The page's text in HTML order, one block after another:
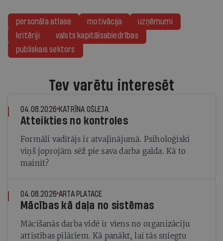
personāla atlase motivācija
uzņēmumi
kritēriji
valsts kapitālsabiedrības
publiskais sektors
Tev varētu interesēt
04.08.2026 KATRĪNA OŠLEJA
Atteikties no kontroles
Formāli vadītājs ir atvaļinājumā. Psiholoģiski
viņš joprojām sēž pie sava darba galda. Kā to
mainīt?
04.08.2026 ARTA PLATACE
Mācības kā daļa no sistēmas
Mācīšanās darba vidē ir viens no organizāciju
attīstības pīlāriem. Kā panākt, lai tās sniegtu